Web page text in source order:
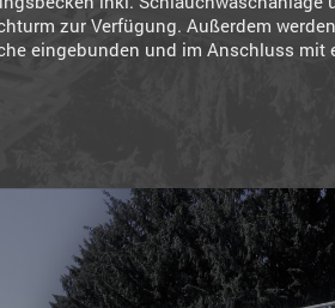
zur Verfügung. Außerdem
eingebunden und im Anschluss mit